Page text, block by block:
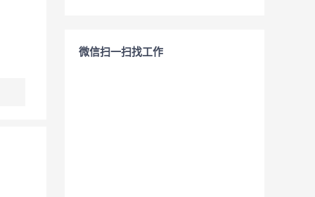
微信扫一扫找工作